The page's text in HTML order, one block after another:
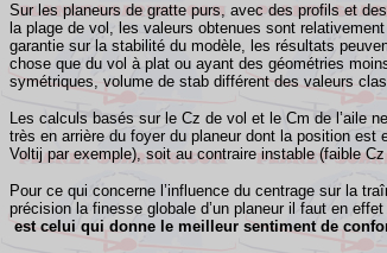
Sur les planeurs de gratte purs, avec des profils et
la plage de vol, les valeurs obtenues sont
garantie sur la stabilité du modèle, les résultats
chose que du vol à plat ou ayant des géométries
symétriques, volume de stab différent des valeurs
Les calculs basés sur le Cz de vol et le Cm de l’aile
très en arrière du foyer du planeur dont la position
Voltij par exemple), soit au contraire instable (faible
Pour ce qui concerne l’influence du centrage sur la
précision la finesse globale d’un planeur il faut en
est celui qui donne le meilleur sentiment de